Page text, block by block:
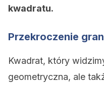
kwadratu.
Przekroczenie
Kwadrat, który
geometryczna, ale